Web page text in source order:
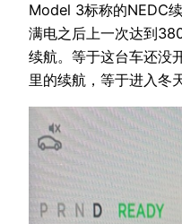
Model 3标称的NEDC
满电之后上一次达到
续航。等于这台车还没
里的续航，等于进入冬